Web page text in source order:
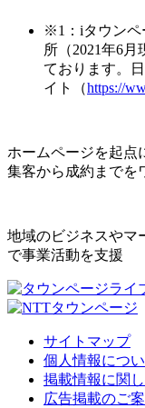
※1：iタウンペ
所（2021年6
ております。
イト（https://
ホームページを起点
集客から成約までを
地域のビジネスやマ
で事業活動を支援
サイトマップ
個人情報につ
掲載情報に関
広告掲載のご